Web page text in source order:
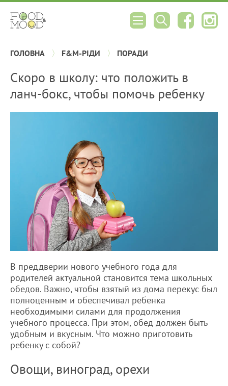
ГОЛОВНА F&M-РІДИ ПОРАДИ
Скоро в школу: что положить в
ланч-бокс, чтобы помочь ребенку
В преддверии нового учебного года для
родителей актуальной становится тема школьных
обедов. Важно, чтобы взятый из дома перекус был
полноценным и обеспечивал ребенка
необходимыми силами для продолжения
учебного процесса. При этом, обед должен быть
удобным и вкусным. Что можно приготовить
ребенку с собой?
Овощи, виноград, орехи